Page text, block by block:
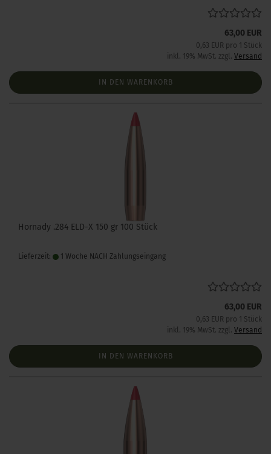
63,00 EUR
0,63 EUR pro 1 Stück
inkl. 19% MwSt. zzgl. Versand
IN DEN WARENKORB
Hornady .284 ELD-X 150 gr 100 Stück
Lieferzeit: 1 Woche NACH Zahlungseingang
63,00 EUR
0,63 EUR pro 1 Stück
inkl. 19% MwSt. zzgl. Versand
IN DEN WARENKORB